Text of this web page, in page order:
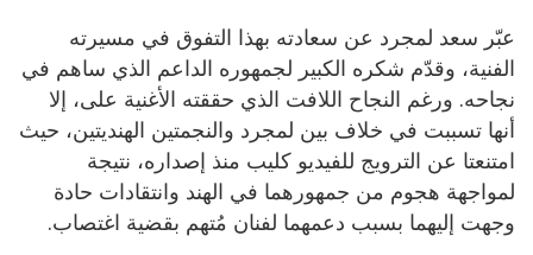
عبّر سعد لمجرد عن سعادته بهذا التفوق في مسيرته
الفنية، وقدّم شكره الكبير لجمهوره الداعم الذي ساهم في
نجاحه. ورغم النجاح اللافت الذي حققته الأغنية على، إلا
أنها تسببت في خلاف بين لمجرد والنجمتين الهنديتين، حيث
امتنعتا عن الترويج للفيديو كليب منذ إصداره، نتيجة
لمواجهة هجوم من جمهورهما في الهند وانتقادات حادة
وجهت إليهما بسبب دعمهما لفنان مُتهم بقضية اغتصاب.